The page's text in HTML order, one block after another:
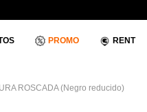
PROMO RENT
ROSCADA (Negro reducido)